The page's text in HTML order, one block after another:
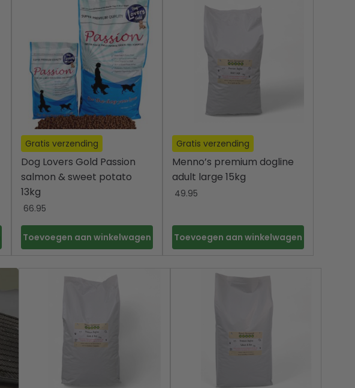
Gratis verzending
Dog Lovers Gold Passion
salmon & sweet potato
13kg
66.95
Toevoegen aan winkelwagen
Gratis verzending
Menno’s premium dogline
adult large 15kg
49.95
Toevoegen aan winkelwagen